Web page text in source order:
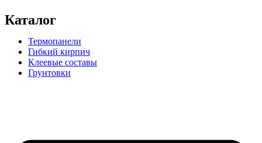
Каталог
Термопанели
Гибкий кирпич
Клеевые составы
Грунтовки